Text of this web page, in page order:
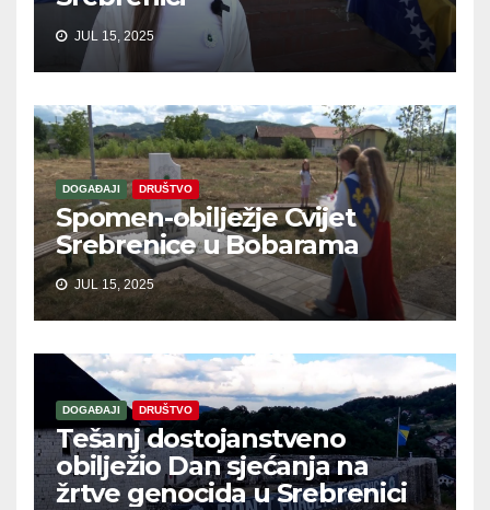
JUL 15, 2025
DOGAĐAJI DRUŠTVO
Spomen-obilježje Cvijet
Srebrenice u Bobarama
JUL 15, 2025
DOGAĐAJI DRUŠTVO
Tešanj dostojanstveno
obilježio Dan sjećanja na
žrtve genocida u Srebrenici